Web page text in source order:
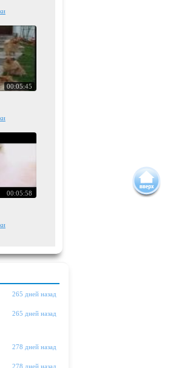
00:05:45
00:05:58
265 дней назад
265 дней назад
278 дней назад
278 дней назад